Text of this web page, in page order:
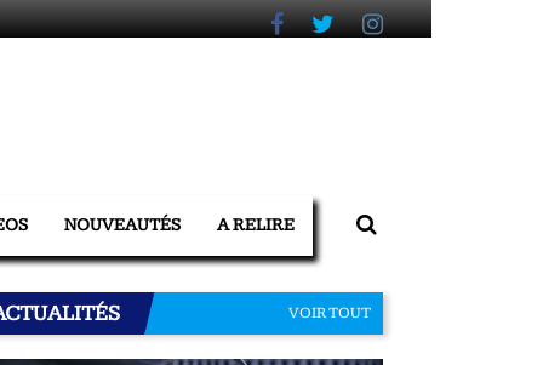
NOUVEAUTÉS A RELIRE
VOIR TOUT